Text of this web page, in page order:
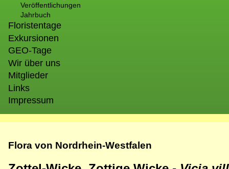
Veröffentlichungen
Jahrbuch
Floristentage
Exkursionen
GEO-Tage
Wir über uns
Mitglieder
Links
Impressum
Flora von Nordrhein-Westfalen